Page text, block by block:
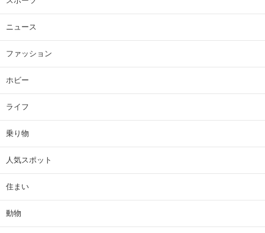
ニュース
ファッション
ホビー
ライフ
乗り物
人気スポット
住まい
動物